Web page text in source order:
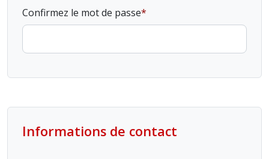
Confirmez le mot de passe
Informations de contact